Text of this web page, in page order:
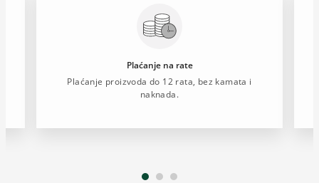
Plaćanje na rate
Plaćanje proizvoda do 12 rata, bez kamata i
naknada.